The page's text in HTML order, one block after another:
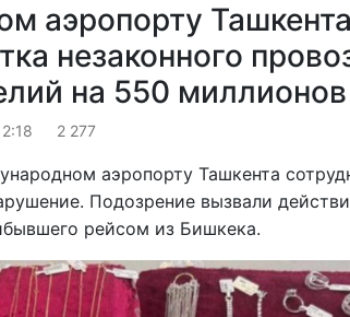
аэропорту Ташкента
незаконного
на 550
2 277
аэропорту Ташкента
Подозрение вызвали
рейсом из Бишкека.